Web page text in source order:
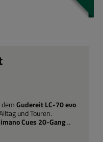
demGudereit LC-70 evo
und Touren.
Cues 20-Gang